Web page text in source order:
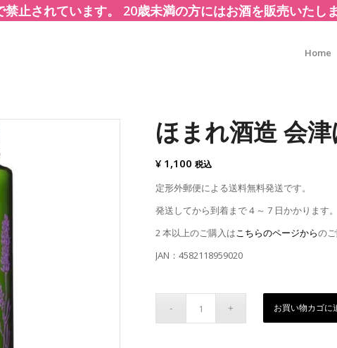
止されています。 20歳未満の方にはお酒を販売いたしま
Home
ほまれ酒造 会
¥ 1,100 税込
定形外郵便による送料無料発送です。
発送してから到着まで 4 ～ 7 日かかります。
2 本以上のご購入はこちらのページからの
JAN：4582118959020
お買い物カゴに